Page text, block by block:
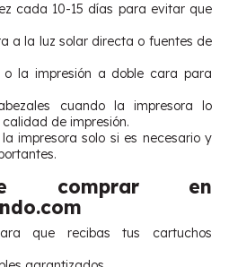
cada 10-15 días para evitar que
a la luz solar directa o fuentes de
la impresión a doble cara para
cuando la impresora lo
de impresión.
impresora solo si es necesario y
comprar en
que recibas tus cartuchos